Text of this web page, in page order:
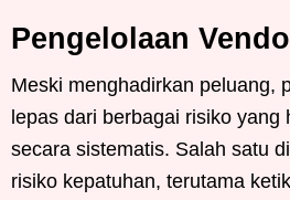
Pengelolaan
Meski menghadirkan peluang,
lepas dari berbagai risiko yang
secara sistematis. Salah satu
risiko kepatuhan, terutama